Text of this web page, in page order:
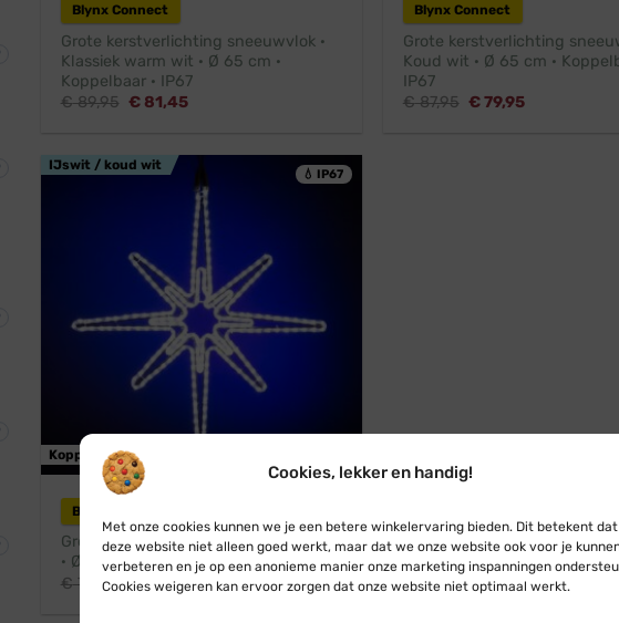
Cookies, lekker en handig!
Met onze cookies kunnen we je een betere winkelervaring bieden. Dit betekent dat
deze website niet alleen goed werkt, maar dat we onze website ook voor je
verbeteren en je op een anonieme manier onze marketing inspanningen
Cookies weigeren kan ervoor zorgen dat onze website niet optimaal werkt.
Blynx Connect
Grote kerstverlichting sneeuwvlok ·
Klassiek warm wit · Ø 65 cm ·
Koppelbaar · IP67
€89,95 Oorspronkelijke
€81,45Huidige
Blynx Connect
Grote kerstverlichting
Koud wit · Ø 65 cm ·
IP67
€87,95 Oorspronkelijke
€79,95Huidige
💧 IP67
IJswit / koud wit
Koppelbaar
Blynx Connect
Grote kerstverlichting ster · Koud wit
· Ø 75 cm · Koppelbaar · IP67
€76,95 Oorspronkelijke
€69,95Huidige
prijs